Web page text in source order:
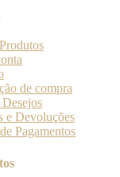
de compra
e Devoluções
Pagamentos